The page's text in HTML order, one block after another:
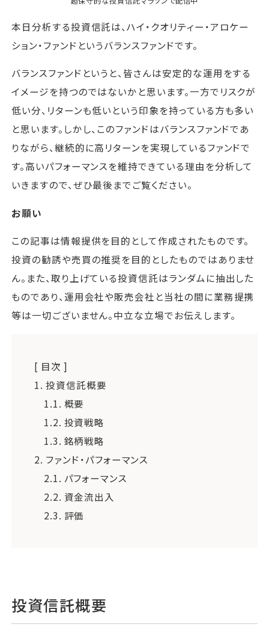
本日分析する投資信託は、ハイ・クオリティー・アロケー
ション・ファンドというバランスファンドです。
バランスファンドというと、皆さんは安定的な運用をする
イメージを持つのではないかと思います。一方でリスクが
低い分、リターンも低いという印象を持っている方も多い
と思います。しかし、このファンドはバランスファンドであ
りながら、継続的に高リターンを実現しているファンドで
す。高いパフォーマンスを維持できている理由を分析して
いきますので、ぜひ最後までご覧ください。
お願い
この記事は情報提供を目的として作成されたものです。
投資の勧誘や売買の推奨を目的としたものではありませ
ん。また、取り上げている投資信託はランダムに抽出した
ものであり、運用会社や販売会社と当社の間に業務提携
等は一切ございません。中立な立場でお伝えします。
[ 目次 ]
1. 投資信託概要
1.1. 概要
1.2. 投資戦略
1.3. 銘柄戦略
2. ファンド・パフォーマンス
2.1. パフォーマンス
2.2. 資金流出入
2.3. 評価
投資信託概要